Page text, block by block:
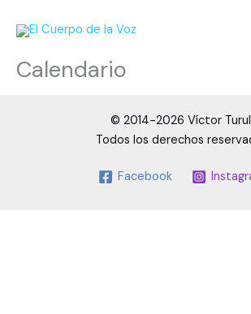
Calendario
© 2014-2026 Víctor
Todos los derechos
Facebook